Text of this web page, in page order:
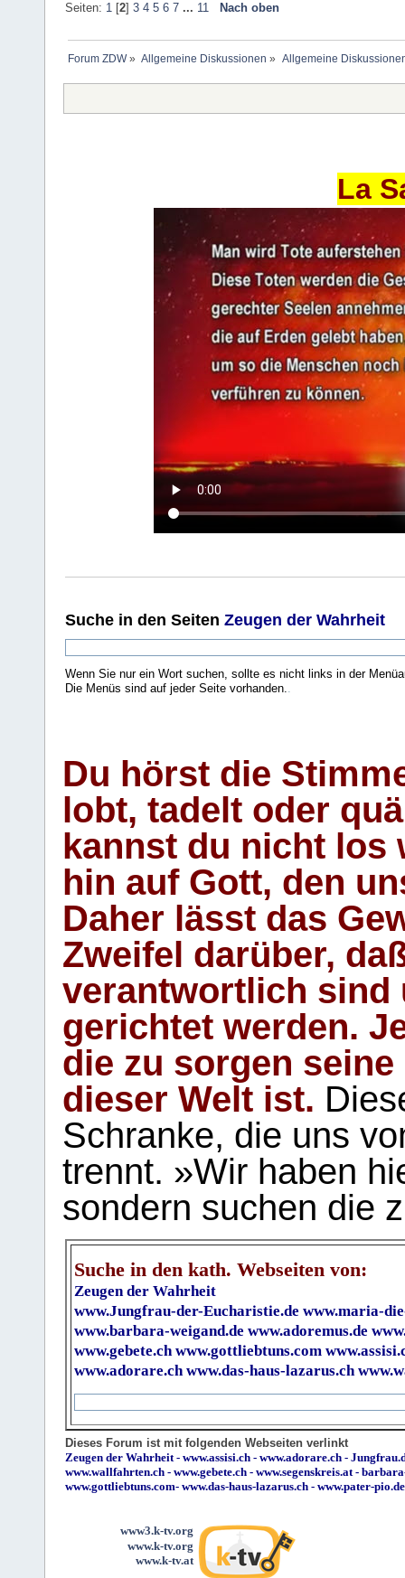
Seiten: 1[2] 3 4 5 6 7 ... 11 Nach oben
Forum ZDW» Allgemeine Diskussionen » Allgemeine
La
Suche in den Seiten Zeugen der Wahrheit
Wenn Sie nur ein Wort suchen, sollte es nicht links in der
Die Menüs sind auf jeder Seite vorhanden..
Du hörst die
lobt, tadelt oder
kannst du nicht los
hin auf Gott, den
Daher lässt das
Zweifel darüber,
verantwortlich sind
gerichtet werden.
die zu sorgen
dieser Welt ist.
Schranke, die uns
trennt. »Wir haben
sondern suchen die
Suche in den kath. Webseiten von:
Zeugen der Wahrheit
www.Jungfrau-der-Eucharistie.de www.maria-
www.barbara-weigand.de www.adoremus.de
www.gebete.ch www.gottliebtuns.com
www.adorare.ch www.das-haus-lazarus.ch
Dieses Forum ist mit folgenden Webseiten verlinkt
Zeugen der Wahrheit- www.assisi.ch - www.adorare.ch -
www.wallfahrten.ch - www.gebete.ch - www.segenskreis.at-
www.gottliebtuns.com- www.das-haus-lazarus.ch - www.pater-pio.de
www3.k-tv.org
www.k-tv.org
www.k-tv.at